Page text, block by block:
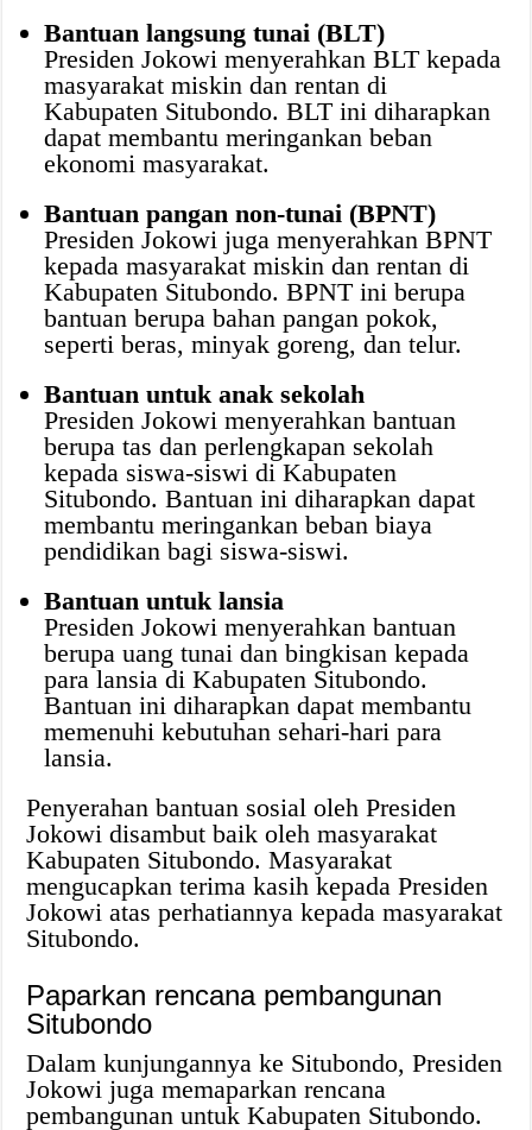
Bantuan langsung tunai (BLT)
Presiden Jokowi menyerahkan BLT kepada
masyarakat miskin dan rentan di
Kabupaten Situbondo. BLT ini diharapkan
dapat membantu meringankan beban
ekonomi masyarakat.
Bantuan pangan non-tunai (BPNT)
Presiden Jokowi juga menyerahkan BPNT
kepada masyarakat miskin dan rentan di
Kabupaten Situbondo. BPNT ini berupa
bantuan berupa bahan pangan pokok,
seperti beras, minyak goreng, dan telur.
Bantuan untuk anak sekolah
Presiden Jokowi menyerahkan bantuan
berupa tas dan perlengkapan sekolah
kepada siswa-siswi di Kabupaten
Situbondo. Bantuan ini diharapkan dapat
membantu meringankan beban biaya
pendidikan bagi siswa-siswi.
Bantuan untuk lansia
Presiden Jokowi menyerahkan bantuan
berupa uang tunai dan bingkisan kepada
para lansia di Kabupaten Situbondo.
Bantuan ini diharapkan dapat membantu
memenuhi kebutuhan sehari-hari para
lansia.
Penyerahan bantuan sosial oleh Presiden
Jokowi disambut baik oleh masyarakat
Kabupaten Situbondo. Masyarakat
mengucapkan terima kasih kepada Presiden
Jokowi atas perhatiannya kepada masyarakat
Situbondo.
Paparkan rencana pembangunan
Situbondo
Dalam kunjungannya ke Situbondo, Presiden
Jokowi juga memaparkan rencana
pembangunan untuk Kabupaten Situbondo.